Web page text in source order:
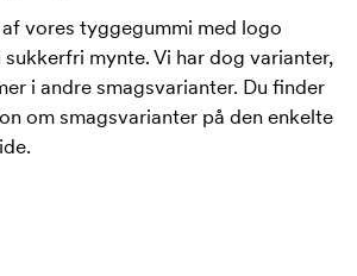
vores tyggegummi med logo
sukkerfri mynte. Vi har dog varianter,
i andre smagsvarianter. Du finder
om smagsvarianter på den enkelte